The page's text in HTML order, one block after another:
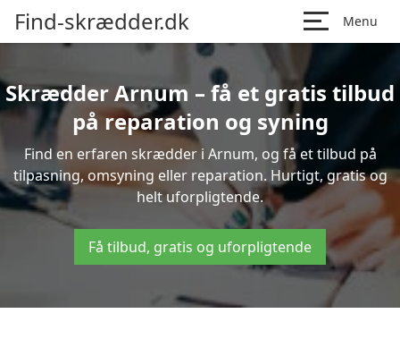
Find-skrædder.dk Menu
Skrædder Arnum – få et gratis tilbud
på reparation og syning
Find en erfaren skrædder i Arnum, og få et tilbud på
tilpasning, omsyning eller reparation. Hurtigt, gratis og
helt uforpligtende.
Få tilbud, gratis og uforpligtende